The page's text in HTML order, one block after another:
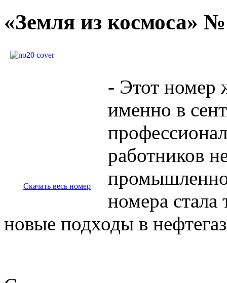
«Земля из космоса»
Скачать весь номер
- Этот номер
именно в
работников
номера стала
новые подходы в